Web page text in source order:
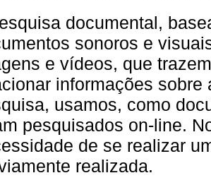
documental,
sonoros e
e vídeos, que
informações
usamos, como
pesquisados on-line.
de se realizar
realizada.